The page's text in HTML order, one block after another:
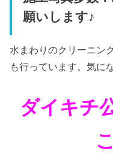
願いします♪
水まわりのクリーニン
も行っています。気に
ダイキチ